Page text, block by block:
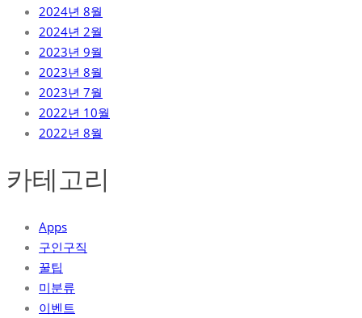
2024년 8월
2024년 2월
2023년 9월
2023년 8월
2023년 7월
2022년 10월
2022년 8월
카테고리
Apps
구인구직
꿀팁
미분류
이벤트